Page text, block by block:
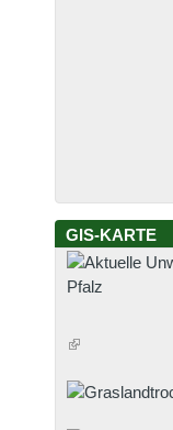
GIS-KARTE